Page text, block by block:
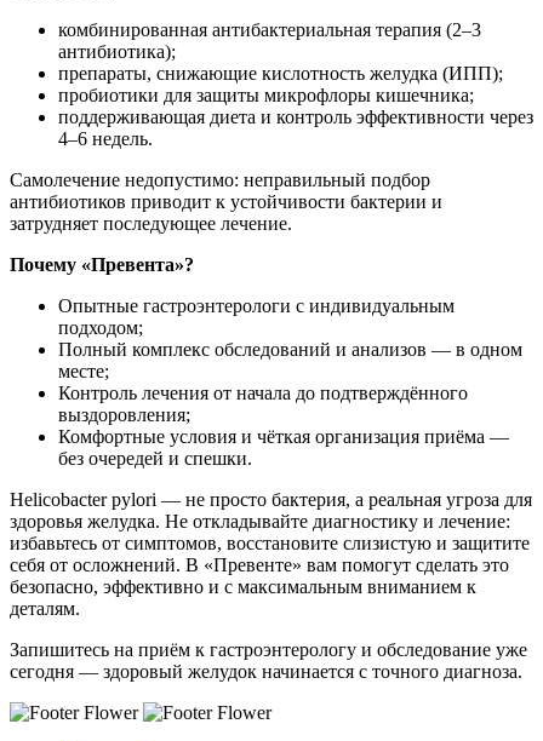
комбинированная антибактериальная терапия (2–3
антибиотика);
препараты, снижающие кислотность желудка (ИПП);
пробиотики для защиты микрофлоры кишечника;
поддерживающая диета и контроль эффективности через
4–6 недель.
Самолечение недопустимо: неправильный подбор
антибиотиков приводит к устойчивости бактерии и
затрудняет последующее лечение.
Почему «Превента»?
Опытные гастроэнтерологи с индивидуальным
подходом;
Полный комплекс обследований и анализов — в одном
месте;
Контроль лечения от начала до подтверждённого
выздоровления;
Комфортные условия и чёткая организация приёма —
без очередей и спешки.
Helicobacter pylori — не просто бактерия, а реальная угроза для
здоровья желудка. Не откладывайте диагностику и лечение:
избавьтесь от симптомов, восстановите слизистую и защитите
себя от осложнений. В «Превенте» вам помогут сделать это
безопасно, эффективно и с максимальным вниманием к
деталям.
Запишитесь на приём к гастроэнтерологу и обследование уже
сегодня — здоровый желудок начинается с точного диагноза.